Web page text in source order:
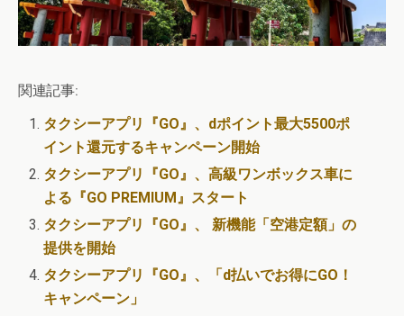
関連記事:
タクシーアプリ『GO』、dポイント最大5500ポ
イント還元するキャンペーン開始
タクシーアプリ『GO』、高級ワンボックス車に
よる『GO PREMIUM』スタート
タクシーアプリ『GO』、 新機能「空港定額」の
提供を開始
タクシーアプリ『GO』、「d払いでお得にGO！
キャンペーン」